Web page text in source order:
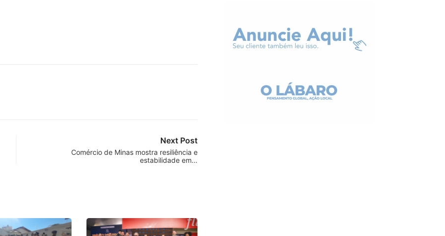
Next Post
Comércio de Minas mostra resiliência e
estabilidade em…